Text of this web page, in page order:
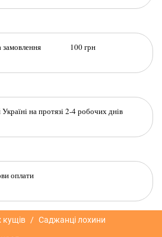
замовлення 100 грн
на протязі 2-4 робочих днів
оплати
кущів
Саджанці лохини